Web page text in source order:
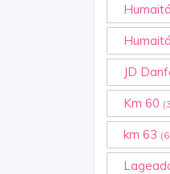
JD
Km 60
km 63